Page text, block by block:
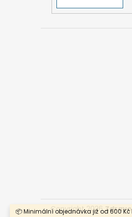
📦 Minimální objednávka již od 600 Kč
Copyright 2026